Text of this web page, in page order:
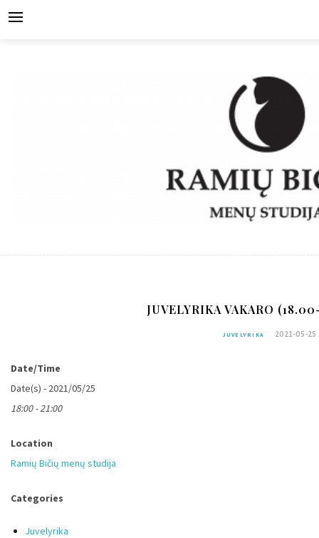
JUVELYRIKA VAKARO
JUVELYRIKA 2021-05-25
Date/Time
Date(s) - 2021/05/25
18:00 - 21:00
Location
Ramių Bičių menų studija
Categories
Juvelyrika